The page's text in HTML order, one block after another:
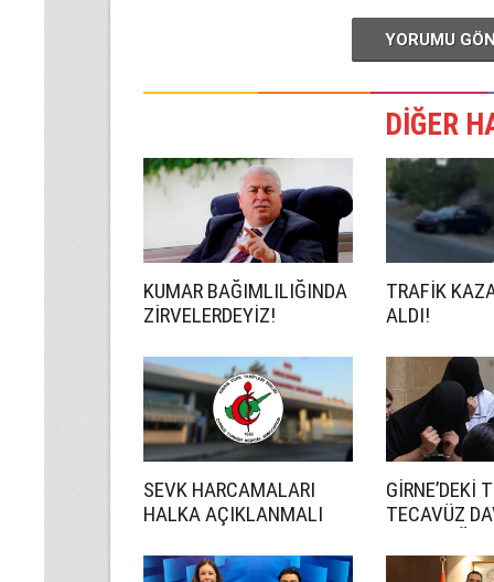
YORUMU
DİĞER
KUMAR BAĞIMLILIĞINDA
ZİRVELERDEYİZ!
TRAFİK
ALDI!
SEVK HARCAMALARI
HALKA AÇIKLANMALI
GİRNE’DEKİ
TECAVÜZ